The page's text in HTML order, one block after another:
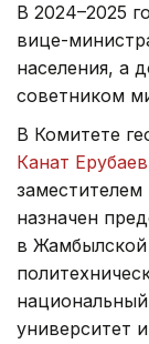
В 2024–2025
вице-
населения, а
советником
В Комитете
Канат Ерубаев
назначен
в Жамбылской
университет